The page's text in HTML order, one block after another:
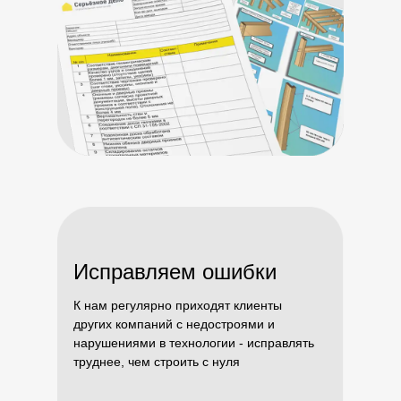
К нам регулярно приходят клиенты
других компаний с недостроями и
нарушениями в технологии - исправлять
труднее, чем строить с нуля
Исправляем ошибки